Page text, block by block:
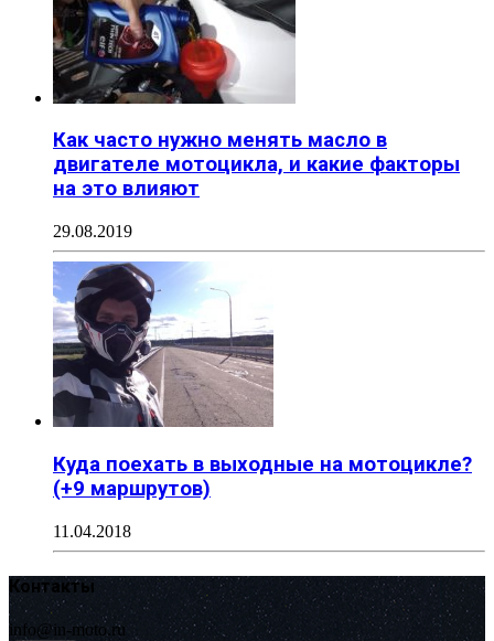
Как часто нужно менять масло в
двигателе мотоцикла, и какие факторы
на это влияют
29.08.2019
Куда поехать в выходные на мотоцикле?
(+9 маршрутов)
11.04.2018
Контакты
info@in-moto.ru